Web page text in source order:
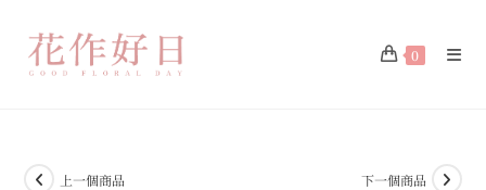
0
上一個商品 下一個商品